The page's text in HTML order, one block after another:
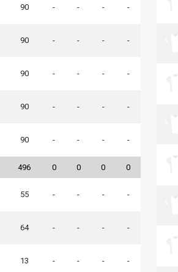
90 - - - -
90 - - - -
90 - - - -
90 - - - -
90 - - - -
496 0 0 0 0
55 - - - -
64 - - - -
13 - - - -